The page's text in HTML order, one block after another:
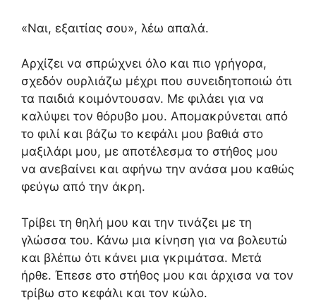
«Ναι, εξαιτίας σου», λέω απαλά.
Αρχίζει να σπρώχνει όλο και πιο γρήγορα,
σχεδόν ουρλιάζω μέχρι που συνειδητοποιώ ότι
τα παιδιά κοιμόντουσαν. Με φιλάει για να
καλύψει τον θόρυβο μου. Απομακρύνεται από
το φιλί και βάζω το κεφάλι μου βαθιά στο
μαξιλάρι μου, με αποτέλεσμα το στήθος μου
να ανεβαίνει και αφήνω την ανάσα μου καθώς
φεύγω από την άκρη.
Τρίβει τη θηλή μου και την τινάζει με τη
γλώσσα του. Κάνω μια κίνηση για να βολευτώ
και βλέπω ότι κάνει μια γκριμάτσα. Μετά
ήρθε. Έπεσε στο στήθος μου και άρχισα να τον
τρίβω στο κεφάλι και τον κώλο.